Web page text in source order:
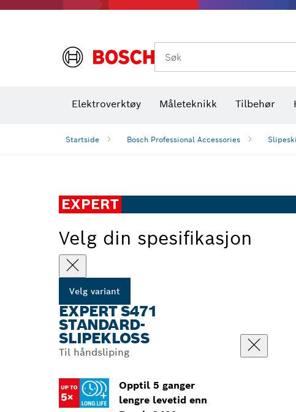
Søk
Elektroverktøy Måleteknikk Tilbehør
Startside Bosch Professional Accessories
EXPERT
Velg din spesifikasjon
Velg variant
EXPERT S471
STANDARD-
SLIPEKLOSS
Til håndsliping
Opptil 5 ganger
lengre levetid enn